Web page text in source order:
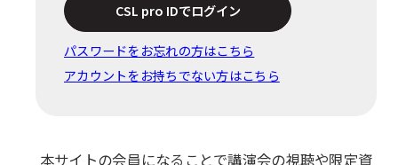
CSL pro IDでログイン
パスワードをお忘れの⽅はこちら
アカウントをお持ちでない方はこちら
本サイトの会員になることで講演会の視聴や限定資